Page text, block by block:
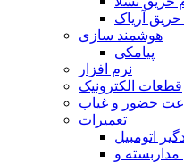
حریق آریاک
هوشمند سازی
پیامکی
نرم افزار
قطعات الکترونیک
حضور و غیاب
تعمیرات
اتومبیل